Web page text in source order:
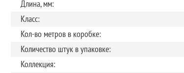
Длина, мм:
Класс:
Кол-во метров в коробке:
Количество штук в упаковке:
Коллекция: